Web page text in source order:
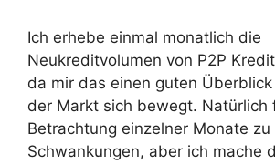
Ich erhebe einmal monatlich die
Neukreditvolumen von P2P
da mir das einen guten
der Markt sich bewegt. Natürlich
Betrachtung einzelner Monate zu
Schwankungen, aber ich mache